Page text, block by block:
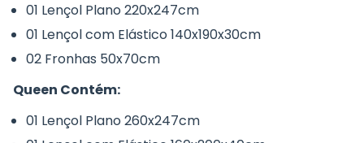
01 Lençol Plano 220x247cm
01 Lençol com Elástico 140x190x30cm
02 Fronhas 50x70cm
Queen Contém:
01 Lençol Plano 260x247cm